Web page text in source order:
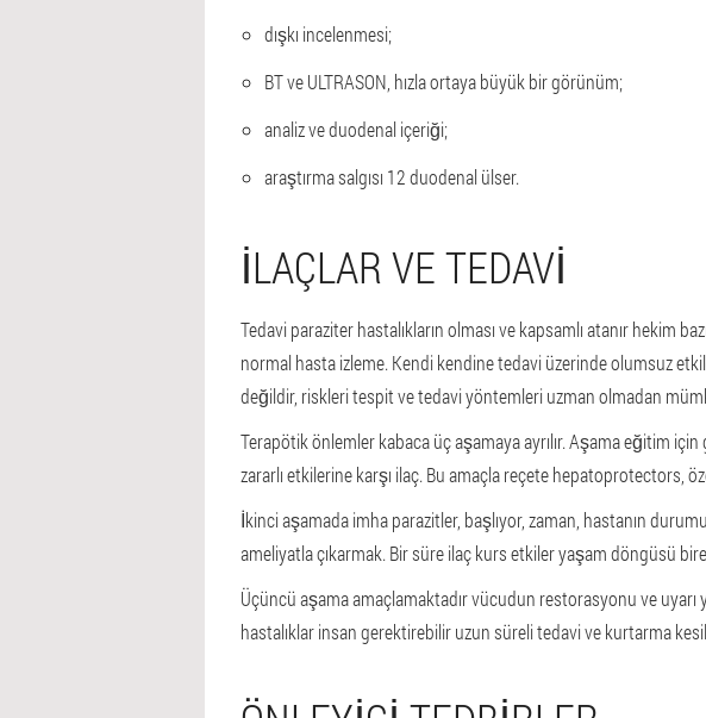
dışkı incelenmesi;
BT ve ULTRASON, hızla ortaya büyük bir görünüm;
analiz ve duodenal içeriği;
araştırma salgısı 12 duodenal ülser.
İLAÇLAR VE TEDAVI
Tedavi paraziter hastalıkların olması ve kapsamlı atanır hekim
normal hasta izleme. Kendi kendine tedavi üzerinde olumsuz
değildir, riskleri tespit ve tedavi yöntemleri uzman olmadan
Terapötik önlemler kabaca üç aşamaya ayrılır. Aşama eğitim
zararlı etkilerine karşı ilaç. Bu amaçla reçete hepatoprotectors,
İkinci aşamada imha parazitler, başlıyor, zaman, hastanın
ameliyatla çıkarmak. Bir süre ilaç kurs etkiler yaşam döngüsü
Üçüncü aşama amaçlamaktadır vücudun restorasyonu ve
hastalıklar insan gerektirebilir uzun süreli tedavi ve kurtarma